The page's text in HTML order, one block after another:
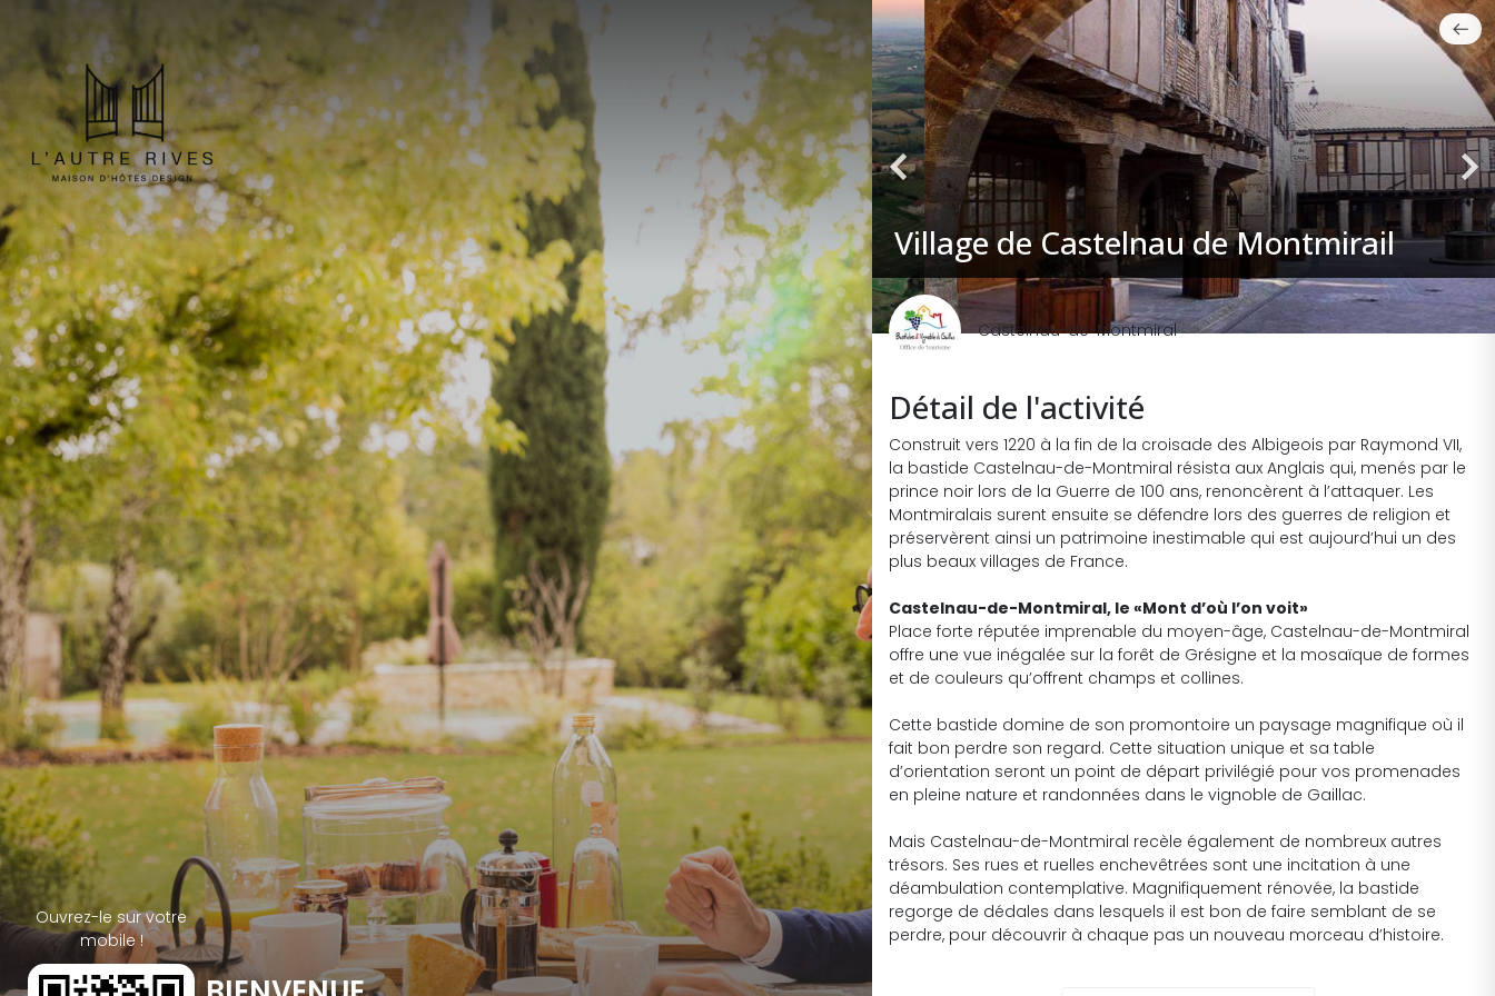
Ouvrez-le sur votre
mobile !
Village de Castelnau de Montmirail
Castelnau-de-Montmiral
Détail de l'activité
Construit vers 1220 à la fin de la croisade des Albigeois par Raymond VII,
la bastide Castelnau-de-Montmiral résista aux Anglais qui, menés par le
prince noir lors de la Guerre de 100 ans, renoncèrent à l’attaquer. Les
Montmiralais surent ensuite se défendre lors des guerres de religion et
préservèrent ainsi un patrimoine inestimable qui est aujourd’hui un des
plus beaux villages de France.
Castelnau-de-Montmiral, le «Mont d’où l’on voit»
Place forte réputée imprenable du moyen-âge, Castelnau-de-Montmiral
offre une vue inégalée sur la forêt de Grésigne et la mosaïque de formes
et de couleurs qu’offrent champs et collines.
Cette bastide domine de son promontoire un paysage magnifique où il
fait bon perdre son regard. Cette situation unique et sa table
d’orientation seront un point de départ privilégié pour vos promenades
en pleine nature et randonnées dans le vignoble de Gaillac.
Mais Castelnau-de-Montmiral recèle également de nombreux autres
trésors. Ses rues et ruelles enchevêtrées sont une incitation à une
déambulation contemplative. Magnifiquement rénovée, la bastide
regorge de dédales dans lesquels il est bon de faire semblant de se
perdre, pour découvrir à chaque pas un nouveau morceau d’histoire.